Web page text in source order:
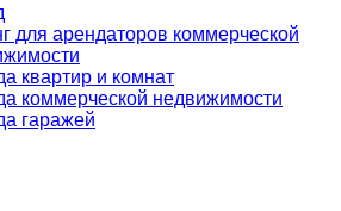
для арендаторов коммерческой
квартир и комнат
коммерческой недвижимости
гаражей